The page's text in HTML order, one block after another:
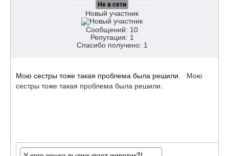
Не в сети
Новый участник
Сообщений: 10
Репутация: 1
Спасибо получено: 1
Мою сестры тоже такая проблема была решили.
Мою
сестры тоже такая проблема была решили.